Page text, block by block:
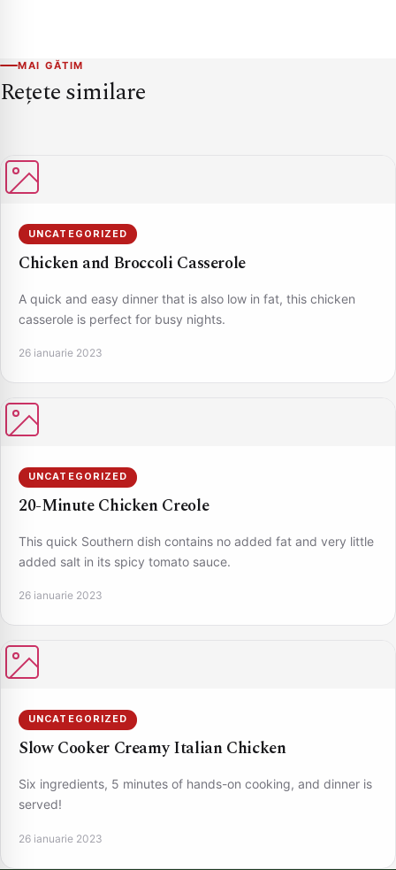
MAI GĂTIM
Rețete similare
UNCATEGORIZED
Chicken and Broccoli Casserole
A quick and easy dinner that is also low in fat, this chicken
casserole is perfect for busy nights.
26 ianuarie 2023
UNCATEGORIZED
20-Minute Chicken Creole
This quick Southern dish contains no added fat and very little
added salt in its spicy tomato sauce.
26 ianuarie 2023
UNCATEGORIZED
Slow Cooker Creamy Italian Chicken
Six ingredients, 5 minutes of hands-on cooking, and dinner is
served!
26 ianuarie 2023